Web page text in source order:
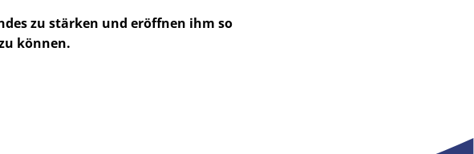
zu stärken und eröffnen ihm so
können.